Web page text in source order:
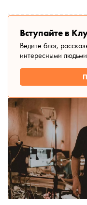
Вступайте в
Ведите блог,
интересными